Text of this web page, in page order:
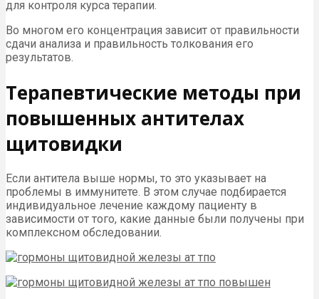
для контроля курса терапии.
Во многом его концентрация зависит от правильности
сдачи анализа и правильность толкования его
результатов.
Терапевтические методы при
повышенных антителах
щитовидки
Если антитела выше нормы, то это указывает на
проблемы в иммунитете. В этом случае подбирается
индивидуальное лечение каждому пациенту в
зависимости от того, какие данные были получены при
комплексном обследовании.